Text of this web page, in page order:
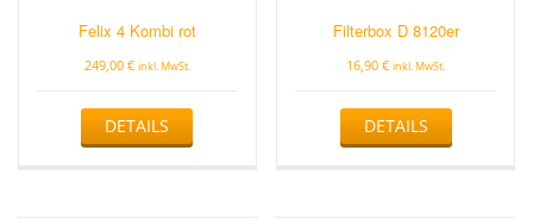
Felix 4 Kombi rot
249,00 € inkl. MwSt.
DETAILS
Filterbox D 8120er
16,90€ inkl. MwSt.
DETAILS